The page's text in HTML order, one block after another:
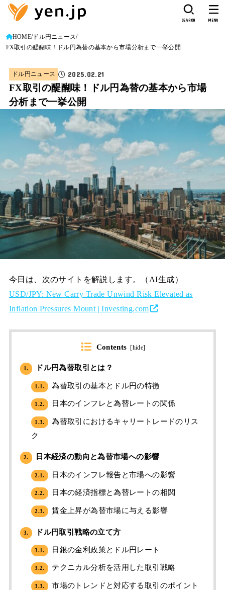
SEARCH MENU
HOME ドル円ニュース
FX取引の醍醐味！ドル円為替の基本から市場分析まで一挙公開
ドル円ニュース 2025.02.21
FX取引の醍醐味！ドル円為替の基本から市場
分析まで一挙公開
今日は、次のサイトを解説します。（AI生成）
USD/JPY: New Carry Trade Unwind Risk Elevated as
Inflation Pressures Mount | Investing.com
Contents [hide]
1. ドル円為替取引とは？
1.1. 為替取引の基本とドル円の特徴
1.2. 日本のインフレと為替レートの関係
1.3.
為替取引におけるキャリートレードのリス
ク
2. 日本経済の動向と為替市場への影響
2.1. 日本のインフレ報告と市場への影響
2.2. 日本の経済指標と為替レートの相関
2.3. 賃金上昇が為替市場に与える影響
3. ドル円取引戦略の立て方
3.1. 日銀の金利政策とドル円レート
3.2. テクニカル分析を活用した取引戦略
3.3. 市場のトレンドと対応する取引のポイント